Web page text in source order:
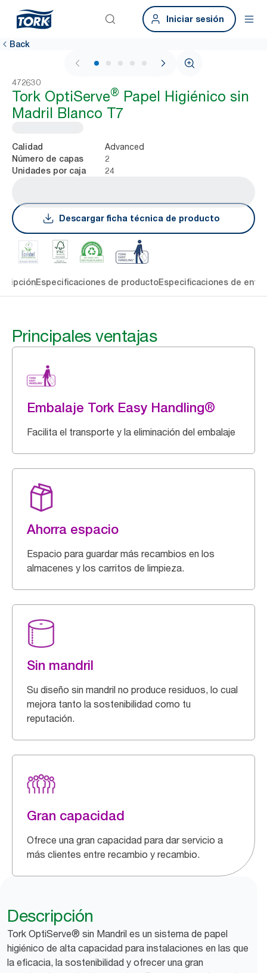
Iniciar sesión
Back
1 / 6
472630
Tork OptiServe® Papel Higiénico sin
Madril Blanco T7
Calidad Advanced
Número de capas 2
Unidades por caja 24
Descargar ficha técnica de producto
Especificaciones de productoEspecificaciones de
Principales ventajas
Embalaje Tork Easy Handling®
Facilita el transporte y la eliminación del embalaje
Ahorra espacio
Espacio para guardar más recambios en los
almacenes y los carritos de limpieza.
Sin mandril
Su diseño sin mandril no produce residuos, lo cual
mejora tanto la sostenibilidad como tu
reputación.
Gran capacidad
Ofrece una gran capacidad para dar servicio a
más clientes entre recambio y recambio.
Descripción
Tork OptiServe® sin Mandril es un sistema de papel
higiénico de alta capacidad para instalaciones en las que
la eficacia, la sostenibilidad y ofrecer una gran